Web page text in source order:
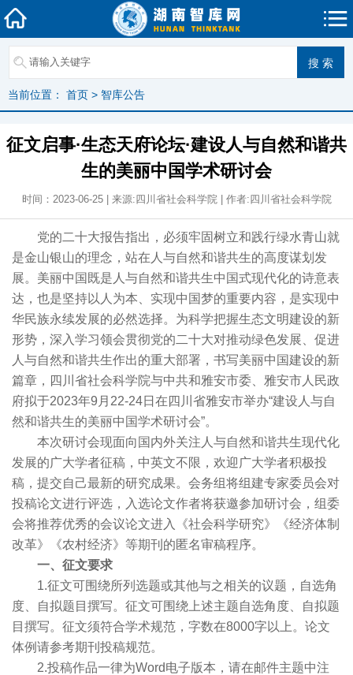
当前位置： 首页 > 智库公告
征文启事·生态天府论坛·建设人与自然和谐共
生的美丽中国学术研讨会
时间：2023-06-25 | 来源:四川省社会科学院 | 作者:四川省社会科学院
党的二十大报告指出，必须牢固树立和践行绿水青山就
是金山银山的理念，站在人与自然和谐共生的高度谋划发
展。美丽中国既是人与自然和谐共生中国式现代化的诗意表
达，也是坚持以人为本、实现中国梦的重要内容，是实现中
华民族永续发展的必然选择。为科学把握生态文明建设的新
形势，深入学习领会贯彻党的二十大对推动绿色发展、促进
人与自然和谐共生作出的重大部署，书写美丽中国建设的新
篇章，四川省社会科学院与中共和雅安市委、雅安市人民政
府拟于2023年9月22-24日在四川省雅安市举办“建设人与自
然和谐共生的美丽中国学术研讨会”。
本次研讨会现面向国内外关注人与自然和谐共生现代化
发展的广大学者征稿，中英文不限，欢迎广大学者积极投
稿，提交自己最新的研究成果。会务组将组建专家委员会对
投稿论文进行评选，入选论文作者将获邀参加研讨会，组委
会将推荐优秀的会议论文进入《社会科学研究》《经济体制
改革》《农村经济》等期刊的匿名审稿程序。
一、征文要求
1.征文可围绕所列选题或其他与之相关的议题，自选角
度、自拟题目撰写。征文可围绕上述主题自选角度、自拟题
目撰写。征文须符合学术规范，字数在8000字以上。论文
体例请参考期刊投稿规范。
2.投稿作品一律为Word电子版本，请在邮件主题中注